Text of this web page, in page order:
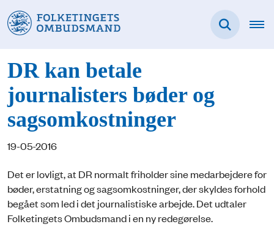
DR kan betale
journalisters bøder og
sagsomkostninger
19-05-2016
Det er lovligt, at DR normalt friholder sine medarbejdere for
bøder, erstatning og sagsomkostninger, der skyldes forhold
begået som led i det journalistiske arbejde. Det udtaler
Folketingets Ombudsmand i en ny redegørelse.